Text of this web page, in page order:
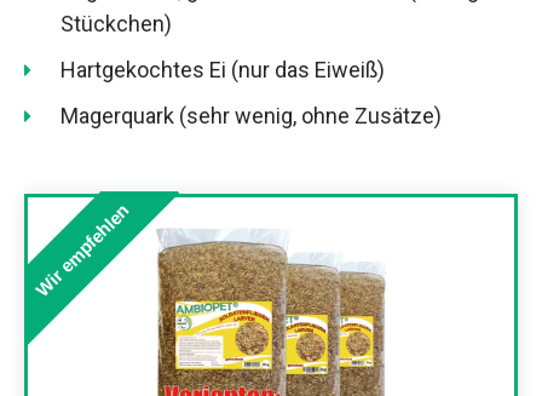
Stückchen)
Hartgekochtes Ei (nur das Eiweiß)
Magerquark (sehr wenig, ohne Zusätze)
Wir empfehlen